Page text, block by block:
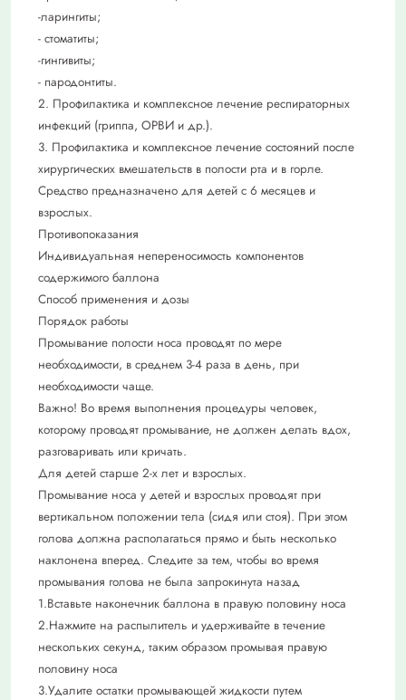
-ларингиты;
- стоматиты;
-гингивиты;
- пародонтиты.
2. Профилактика и комплексное лечение респираторных
инфекций (гриппа, ОРВИ и др.).
3. Профилактика и комплексное лечение состояний после
хирургических вмешательств в полости рта и в горле.
Средство предназначено для детей с 6 месяцев и
взрослых.
Противопоказания
Индивидуальная непереносимость компонентов
содержимого баллона
Способ применения и дозы
Порядок работы
Промывание полости носа проводят по мере
необходимости, в среднем 3-4 раза в день, при
необходимости чаще.
Важно! Во время выполнения процедуры человек,
которому проводят промывание, не должен делать вдох,
разговаривать или кричать.
Для детей старше 2-х лет и взрослых.
Промывание носа у детей и взрослых проводят при
вертикальном положении тела (сидя или стоя). При этом
голова должна располагаться прямо и быть несколько
наклонена вперед. Следите за тем, чтобы во время
промывания голова не была запрокинута назад
1.Вставьте наконечник баллона в правую половину носа
2.Нажмите на распылитель и удерживайте в течение
нескольких секунд, таким образом промывая правую
половину носа
3.Удалите остатки промывающей жидкости путем